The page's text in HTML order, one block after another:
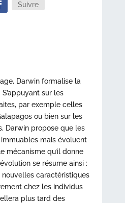
Suivre
Darwin formalise la
sur les
par exemple celles
ou bien sur les
Darwin propose que les
mais évoluent
mécanisme qu’il donne
se résume ainsi :
caractéristiques
chez les individus
plus tard des